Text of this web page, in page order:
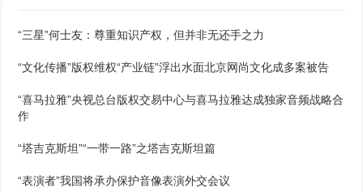
“三星”何士友：尊重知识产权，但并非无还手之力
“文化传播”版权维权“产业链”浮出水面北京网尚文化成多案被告
“喜马拉雅”央视总台版权交易中心与喜马拉雅达成独家音频战略合
作
“塔吉克斯坦”“一带一路”之塔吉克斯坦篇
“表演者”我国将承办保护音像表演外交会议